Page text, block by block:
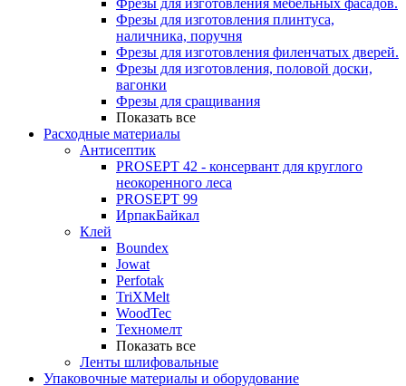
Фрезы для изготовления мебельных фасадов.
Фрезы для изготовления плинтуса,
наличника, поручня
Фрезы для изготовления филенчатых дверей.
Фрезы для изготовления, половой доски,
вагонки
Фрезы для сращивания
Показать все
Расходные материалы
Антисептик
PROSEPT 42 - консервант для круглого
неокоренного леса
PROSEPT 99
ИрпакБайкал
Клей
Boundex
Jowat
Perfotak
TriXMelt
WoodTec
Техномелт
Показать все
Ленты шлифовальные
Упаковочные материалы и оборудование